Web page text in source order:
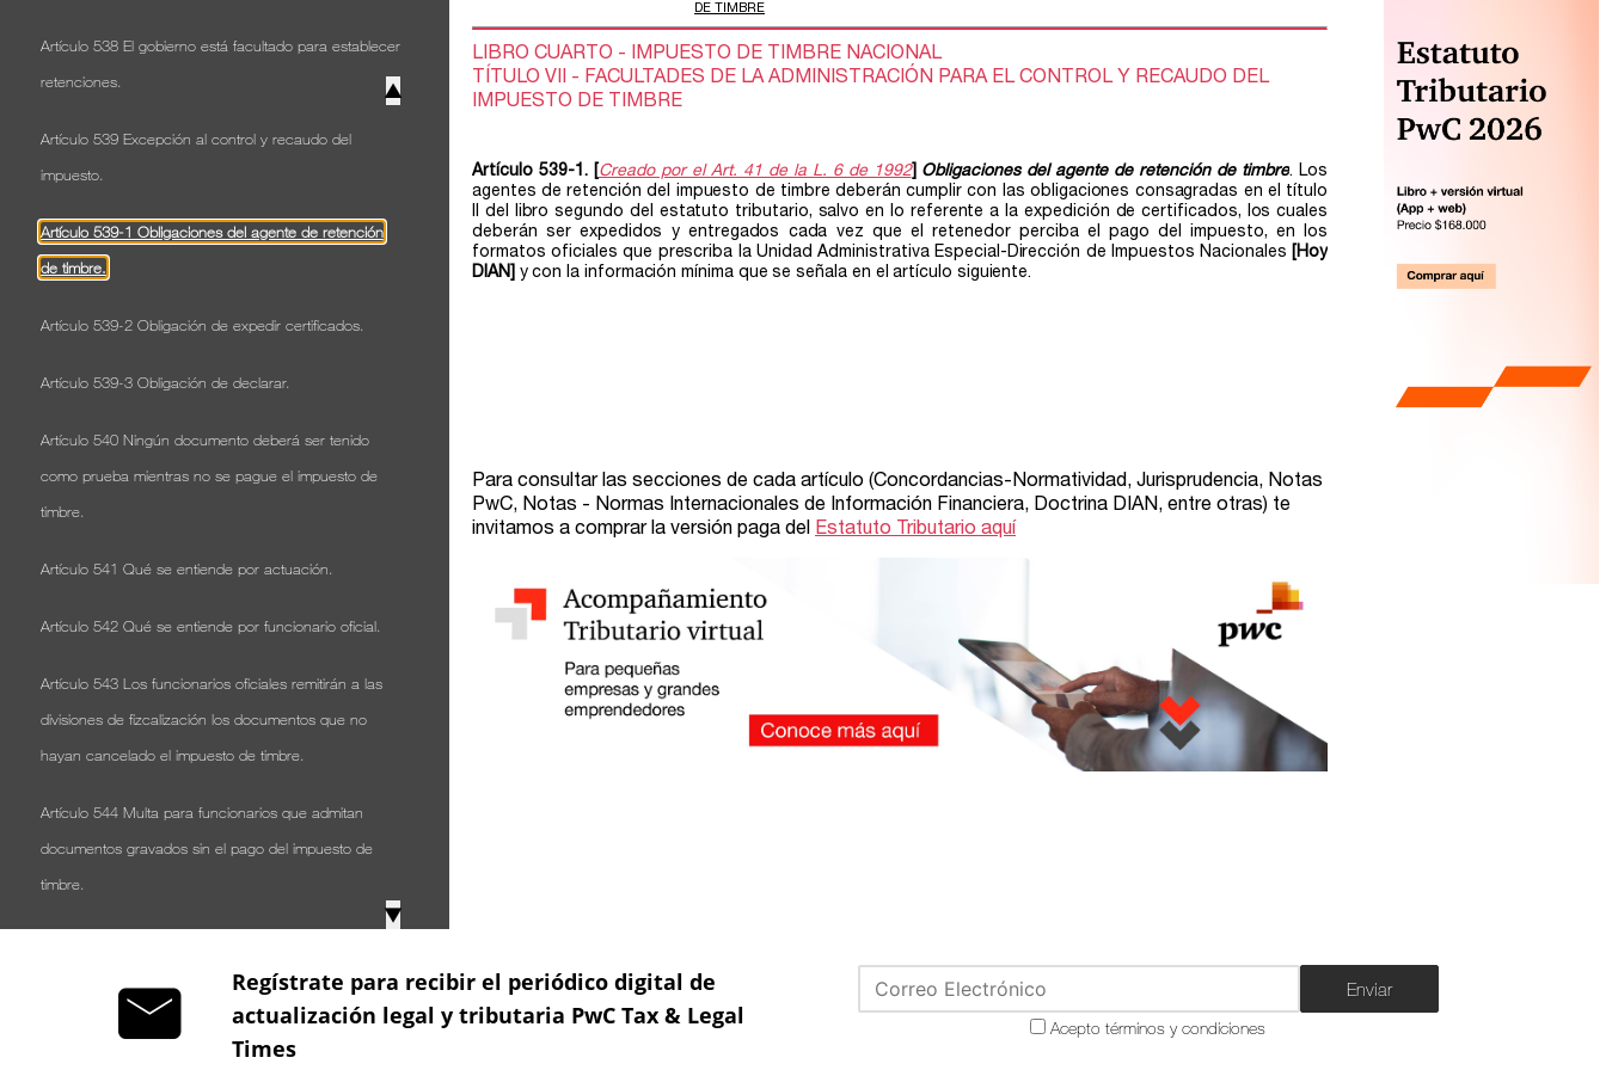
▲
▼
Artículo 538 El gobierno está facultado para establecer
retenciones.
Artículo 539 Excepción al control y recaudo del
impuesto.
Artículo 539-1 Obligaciones del agente de retención
de timbre.
Artículo 539-2 Obligación de expedir certificados.
Artículo 539-3 Obligación de declarar.
Artículo 540 Ningún documento deberá ser tenido
como prueba mientras no se pague el impuesto de
timbre.
Artículo 541 Qué se entiende por actuación.
Artículo 542 Qué se entiende por funcionario oficial.
Artículo 543 Los funcionarios oficiales remitirán a las
divisiones de fizcalización los documentos que no
hayan cancelado el impuesto de timbre.
Artículo 544 Multa para funcionarios que admitan
documentos gravados sin el pago del impuesto de
timbre.
control del impuesto de timbre.
Artículo 546 Sanción a las autoridades por no prestar
Regístrate para recibir el periódico digital de
actualización legal y tributaria PwC Tax & Legal
Times
Enviar
Acepto términos y condiciones